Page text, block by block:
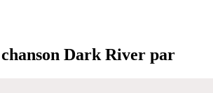
Dark River par